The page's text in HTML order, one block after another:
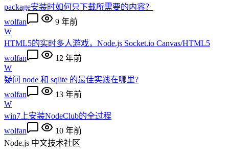
package安装时如何只下载所需要的内容？
wolfan
9 年前
W
HTML5的实时多人游戏，Node.js Socket.io Canvas/HTML5
wolfan
12 年前
W
疑问 node 和 sqlite 的最佳实践在哪里?
wolfan
13 年前
W
win7上安装NodeClub的全过程
wolfan
10 年前
Node.js 中文技术社区